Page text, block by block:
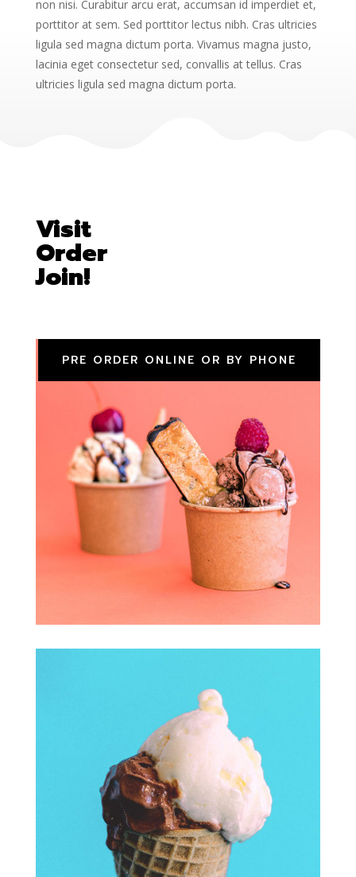
non nisi. Curabitur arcu erat, accumsan id imperdiet et,
porttitor at sem. Sed porttitor lectus nibh. Cras ultricies
ligula sed magna dictum porta. Vivamus magna justo,
lacinia eget consectetur sed, convallis at tellus. Cras
ultricies ligula sed magna dictum porta.
Visit
Order
Join!
PRE ORDER ONLINE OR BY PHONE